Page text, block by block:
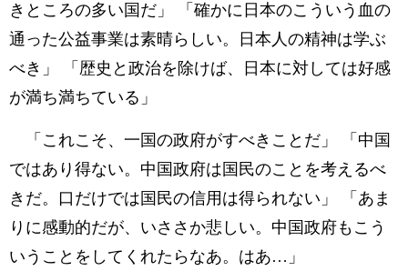
きところの多い国だ」 「確かに日本のこういう血の
通った公益事業は素晴らしい。日本人の精神は学ぶ
べき」 「歴史と政治を除けば、日本に対しては好感
が満ち満ちている」
「これこそ、一国の政府がすべきことだ」 「中国
ではあり得ない。中国政府は国民のことを考えるべ
きだ。口だけでは国民の信用は得られない」 「あま
りに感動的だが、いささか悲しい。中国政府もこう
いうことをしてくれたらなあ。はあ…」